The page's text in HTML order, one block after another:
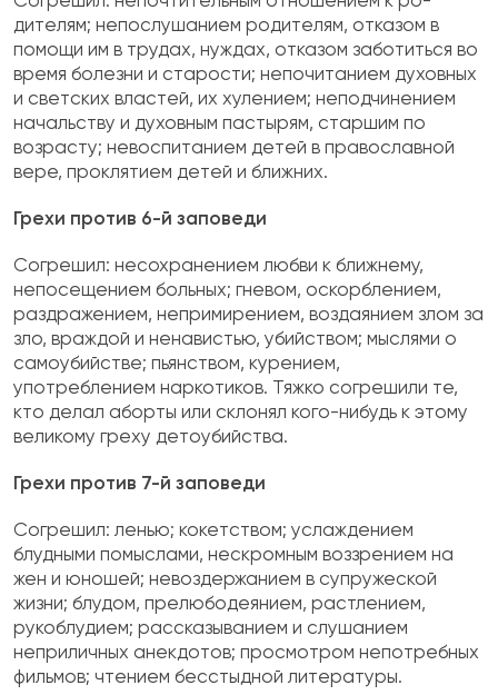
дителям; непослушанием родителям, отказом в
помощи им в трудах, нуждах, отказом заботиться во
время болезни и старости; непочитанием ду­ховных
и светских властей, их хулением; неподчи­нением
начальству и духовным пастырям, старшим по
возрасту; невоспитанием детей в православ­ной
вере, проклятием детей и ближних.
Грехи против 6-й заповеди
Согрешил: несохранением любви к ближнему,
непосещением больных; гневом, оскорблени­ем,
раздражением, непримирением, воздаянием злом за
зло, враждой и ненавистью, убийством; мыслями о
самоубийстве; пьянством, курением,
употреблением наркотиков. Тяжко согрешили те,
кто делал аборты или склонял кого-нибудь к это­му
великому греху детоубийства.
Грехи против 7-й заповеди
Согрешил: ленью; кокетством; услаждени­ем
блудными помыслами, нескромным воз­зрением на
жен и юношей; невоздержанием в супружеской
жизни; блудом, прелюбодеянием, растлением,
рукоблудием; рассказыванием и слушанием
неприличных анекдотов; просмо­тром непотребных
фильмов; чтением бесстыд­ной литературы.